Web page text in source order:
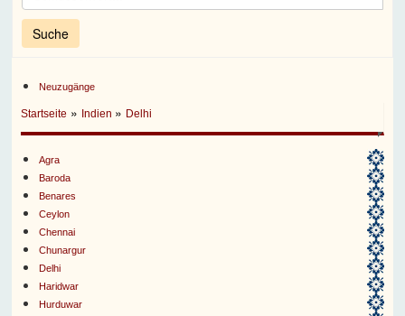
Neuzugänge
Startseite » Indien » Delhi
Agra
Baroda
Benares
Ceylon
Chennai
Chunargur
Delhi
Haridwar
Hurduwar